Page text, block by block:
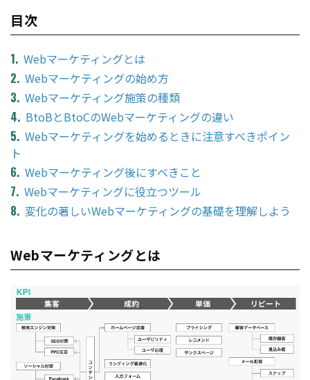
目次
Webマーケティングとは
Webマーケティングの始め方
Webマーケティング施策の種類
BtoBとBtoCのWebマーケティングの違い
Webマーケティングを始めるときに注意すべきポイン
ト
Webマーケティング後にすべきこと
Webマーケティングに役立つツール
変化の著しいWebマーケティングの基礎を理解しよう
Webマーケティングとは